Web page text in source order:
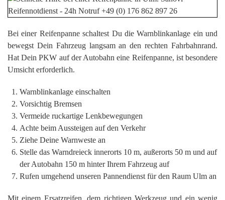
Bei einer Reifenpanne schaltest Du die Warnblinkanlage ein und
bewegst Dein Fahrzeug langsam an den rechten Fahrbahnrand.
Hat Dein PKW auf der Autobahn eine Reifenpanne, ist besondere
Umsicht erforderlich.
Warnblinkanlage einschalten
Vorsichtig Bremsen
Vermeide ruckartige Lenkbewegungen
Achte beim Aussteigen auf den Verkehr
Ziehe Deine Warnweste an
Stelle das Warndreieck innerorts 10 m, außerorts 50 m und auf
der Autobahn 150 m hinter Ihrem Fahrzeug auf
Rufen umgehend unseren Pannendienst für den Raum Ulm an
Mit einem Ersatzreifen, dem richtigen Werkzeug und ein wenig